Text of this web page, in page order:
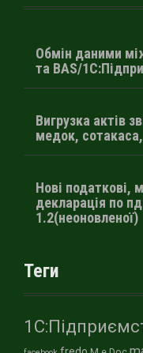
Обмін даними
та BAS/
Вигрузка актів
медок,
Нові податкові,
декларація по
1.2(неоновленої)
Теги